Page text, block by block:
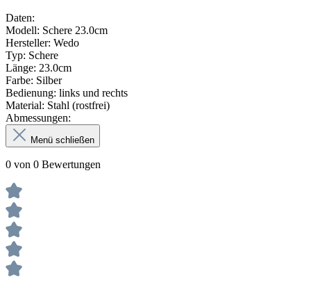
Daten:
Modell: Schere 23.0cm
Hersteller: Wedo
Typ: Schere
Länge: 23.0cm
Farbe: Silber
Bedienung: links und rechts
Material: Stahl (rostfrei)
Abmessungen:
Menü schließen
0 von 0 Bewertungen